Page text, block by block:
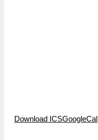
Download ICSGoogleCal